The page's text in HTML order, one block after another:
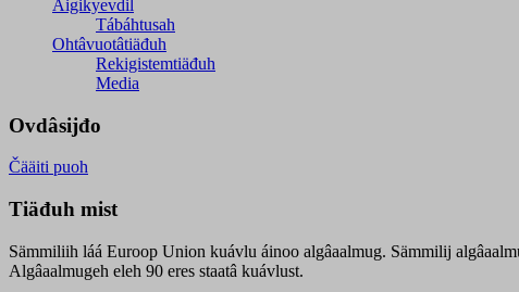
Äigikyevdil
Tábáhtusah
Ohtâvuotâtiäđuh
Rekigistemtiäđuh
Media
Ovdâsijđo
Čääiti puoh
Tiäđuh mist
Sämmiliih láá Euroop Union kuávlu áinoo algâaalmug. Sämmilij
Algâaalmugeh eleh 90 eres staatâ kuávlust.